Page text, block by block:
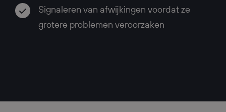
Signaleren van afwijkingen voordat ze
grotere problemen veroorzaken